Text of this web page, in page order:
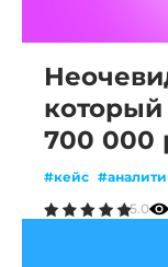
700 000
#кейс
5.0